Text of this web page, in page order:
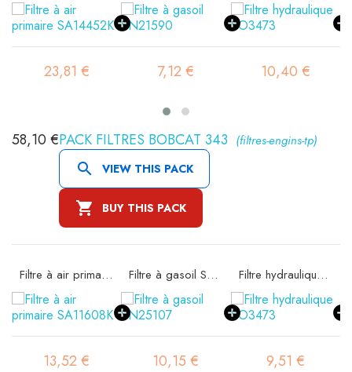
23,81 € 7,12 € 10,40 €
PACK FILTRES BOBCAT 343 (filtres-engins-tp)
 VIEW THIS PACK
 BUY THIS PACK
58,10 €
Filtre à air primaire SA11608K
13,52 €
Filtre à gasoil SN25107
10,15 €
Filtre hydraulique SO3473
9,51 €